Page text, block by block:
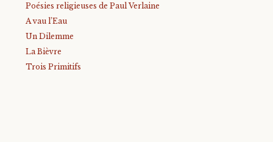
Poésies religieuses de Paul Verlaine
A vau l’Eau
Un Dilemme
La Bièvre
Trois Primitifs